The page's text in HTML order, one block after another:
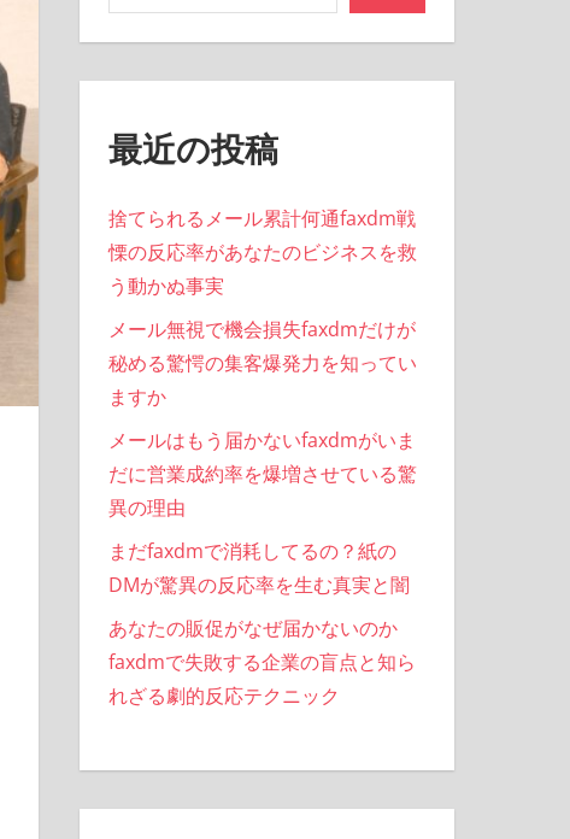
最近の投稿
捨てられるメール累計何通faxdm戦
慄の反応率があなたのビジネスを救
う動かぬ事実
メール無視で機会損失faxdmだけが
秘める驚愕の集客爆発力を知ってい
ますか
メールはもう届かないfaxdmがいま
だに営業成約率を爆増させている驚
異の理由
まだfaxdmで消耗してるの？紙の
DMが驚異の反応率を生む真実と闇
あなたの販促がなぜ届かないのか
faxdmで失敗する企業の盲点と知ら
れざる劇的反応テクニック